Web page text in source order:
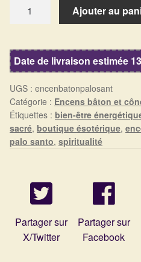
Palo
Santo
Ajouter au
Date de livraison estimée
UGS : encenbatonpalosant
Catégorie : Encens bâton et
Étiquettes : bien-être
sacré, boutique ésotérique,
palo santo, spiritualité
Partager sur
X/Twitter
Partager sur
Facebook